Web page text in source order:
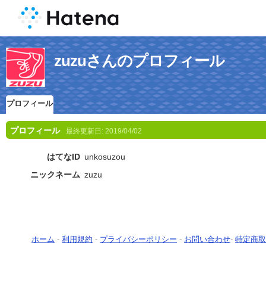
zuzuさんのプロフィール
プロフィール
プロフィール 最終更新日: 2019/04/02
はてなID unkosuzou
ニックネーム zuzu
ホーム - 利用規約 - プライバシーポリシー - お問い合わせ- 特定商